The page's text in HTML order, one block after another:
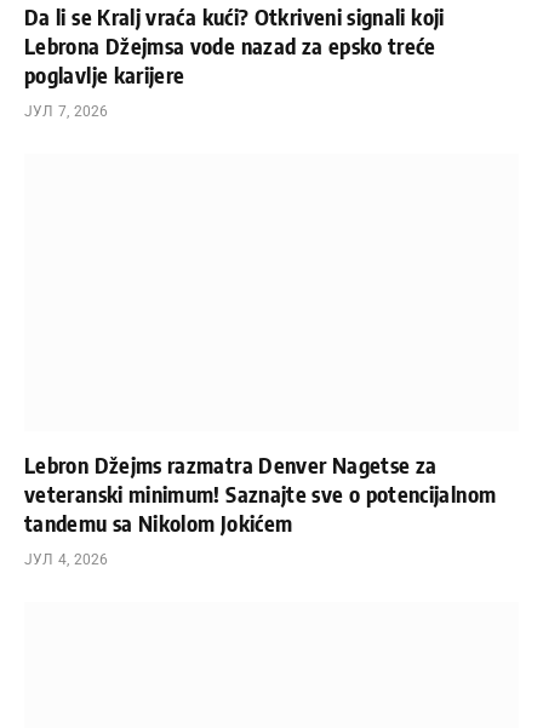
Da li se Kralj vraća kući? Otkriveni signali koji
Lebrona Džejmsa vode nazad za epsko treće
poglavlje karijere
ЈУЛ 7, 2026
Lebron Džejms razmatra Denver Nagetse za
veteranski minimum! Saznajte sve o potencijalnom
tandemu sa Nikolom Jokićem
ЈУЛ 4, 2026